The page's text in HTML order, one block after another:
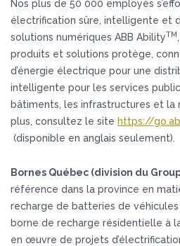
Nos plus de 50 000 employés
électrification sûre, intelligente et
solutions numériques ABB AbilityTM
produits et solutions protège,
d’énergie électrique pour une
intelligente pour les services
bâtiments, les infrastructures et la
plus, consultez le site https://
(disponible en anglais seulement).
Bornes Québec (division du
référence dans la province en
recharge de batteries de
borne de recharge résidentielle à
en œuvre de projets